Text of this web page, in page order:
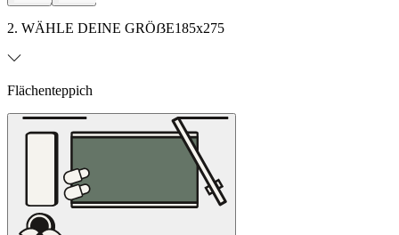
2. WÄHLE DEINE GRÖẞE185x275
Flächenteppich